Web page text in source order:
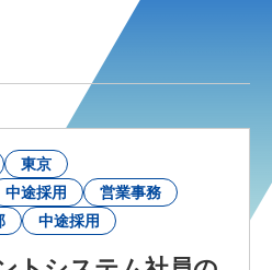
イズム
東京
中途採用
営業事務
中途採用